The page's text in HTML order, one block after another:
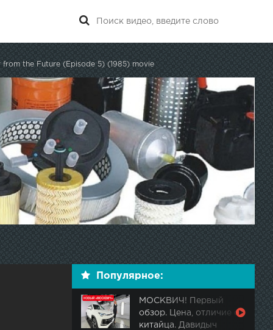
from the Future (Episode 5) (1985) movie
Популярное:
МОСКВИЧ! Первый
обзор. Цена, отличие от
китайца. Давидыч